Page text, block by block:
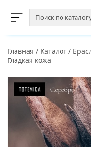
Главная / Каталог /
Гладкая кожа